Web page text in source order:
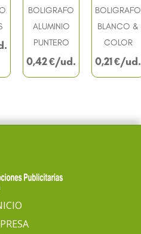
BOLIGRAFO
ALUMINIO
PUNTERO
0,42€
BOLIGRAFO
BLANCO &
COLOR
0,21€